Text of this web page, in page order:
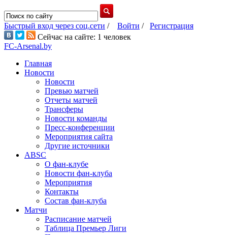
Быстрый вход через соц.сети / Войти / Регистрация
Сейчас на сайте: 1 человек
FC-Arsenal.by
Главная
Новости
Новости
Превью матчей
Отчеты матчей
Трансферы
Новости команды
Пресс-конференции
Мероприятия сайта
Другие источники
ABSC
О фан-клубе
Новости фан-клуба
Мероприятия
Контакты
Состав фан-клуба
Матчи
Расписание матчей
Таблица Премьер Лиги